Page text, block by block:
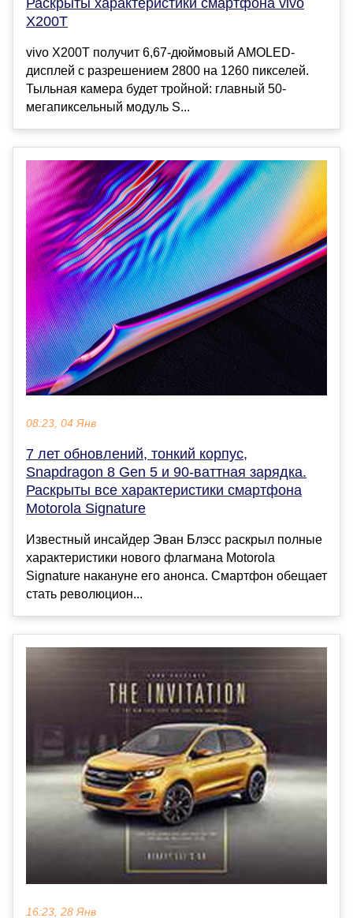
X200T
vivo X200T получит 6,67-дюймовый AMOLED-
дисплей с разрешением 2800 на 1260 пикселей.
Тыльная камера будет тройной: главный 50-
мегапиксельный модуль S...
08:23, 04 Янв
7 лет обновлений, тонкий корпус,
Snapdragon 8 Gen 5 и 90-ваттная зарядка.
Раскрыты все характеристики смартфона
Motorola Signature
Известный инсайдер Эван Блэсс раскрыл полные
характеристики нового флагмана Motorola
Signature накануне его анонса. Смартфон обещает
стать революцион...
16:23, 28 Янв